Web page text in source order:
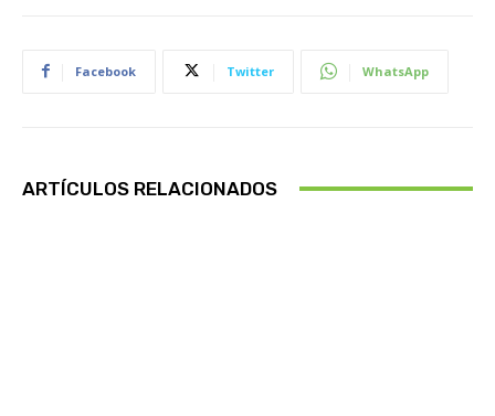
Facebook Twitter WhatsApp
ARTÍCULOS RELACIONADOS